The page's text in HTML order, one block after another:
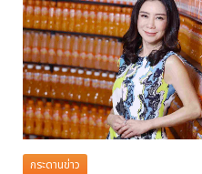
กระดานข่าว